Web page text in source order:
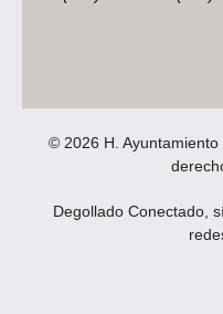
© 2026 H.
Degollado Conectado,